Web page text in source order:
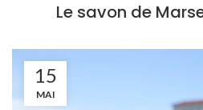
Le savon de
15
MAI